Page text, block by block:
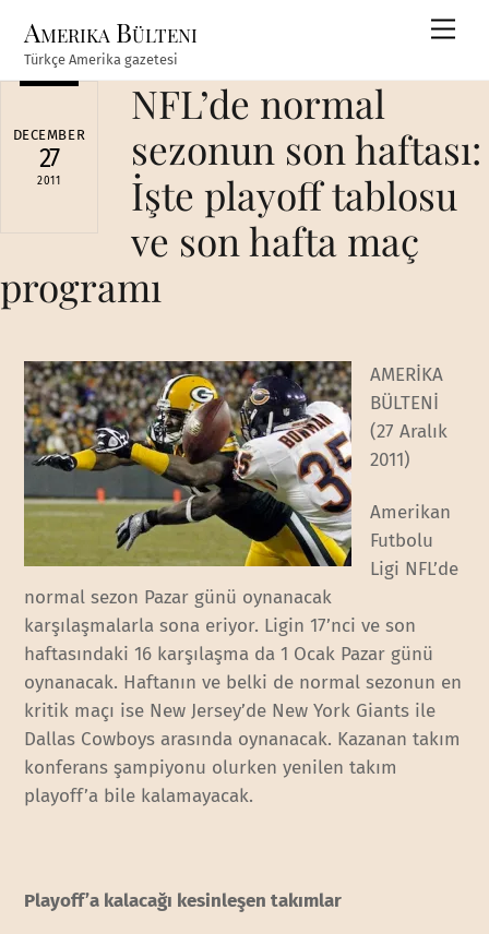
content
Amerika Bülteni
Türkçe Amerika gazetesi
DECEMBER
27
2011
NFL’de normal
sezonun son haftası:
İşte playoff tablosu
ve son hafta maç
programı
AMERİKA
BÜLTENİ
(27 Aralık
2011)
Amerikan
Futbolu
Ligi NFL’de
normal sezon Pazar günü oynanacak
karşılaşmalarla sona eriyor. Ligin 17’nci ve son
haftasındaki 16 karşılaşma da 1 Ocak Pazar günü
oynanacak. Haftanın ve belki de normal sezonun en
kritik maçı ise New Jersey’de New York Giants ile
Dallas Cowboys arasında oynanacak. Kazanan takım
konferans şampiyonu olurken yenilen takım
playoff’a bile kalamayacak.
Playoff’a kalacağı kesinleşen takımlar